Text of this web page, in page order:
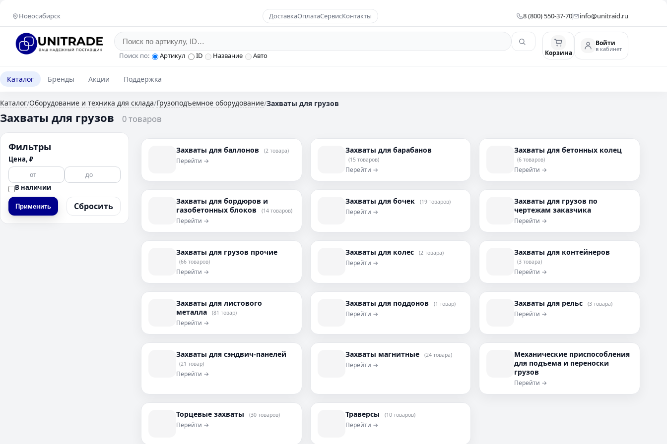
Новосибирск ДоставкаОплатаСервисКонтакты 8 (800) 550-37-70 info@unitraid.ru
Поиск по: Артикул ID Название Авто Корзина
Войти
в кабинет
Каталог Бренды Акции Поддержка
Каталог/Оборудование и техника для склада/Грузоподъемное оборудование/Захваты для грузов
Захваты для грузов 0 товаров
Фильтры
Цена, ₽
В наличии
Применить Сбросить
Захваты для баллонов (2 товара)
Перейти →
Захваты для барабанов
(15 товаров)
Перейти →
Захваты для бетонных колец
(6 товаров)
Перейти →
Захваты для бордюров и
газобетонных блоков
(14 товаров)
Перейти →
Захваты для бочек (19 товаров)
Перейти →
Захваты для грузов по
чертежам заказчика
Перейти →
Захваты для грузов прочие
(66 товаров)
Перейти →
Захваты для колес (2 товара)
Перейти →
Захваты для контейнеров
(3 товара)
Перейти →
Захваты для листового
металла
(81 товар)
Перейти →
Захваты для поддонов (1 товар)
Перейти →
Захваты для рельс (3 товара)
Перейти →
Захваты для сэндвич-панелей
(21 товар)
Перейти →
Захваты магнитные (24 товара)
Перейти →
Механические приспособления
для подъема и переноски
грузов
Перейти →
Торцевые захваты (30 товаров)
Перейти →
Траверсы (10 товаров)
Перейти →